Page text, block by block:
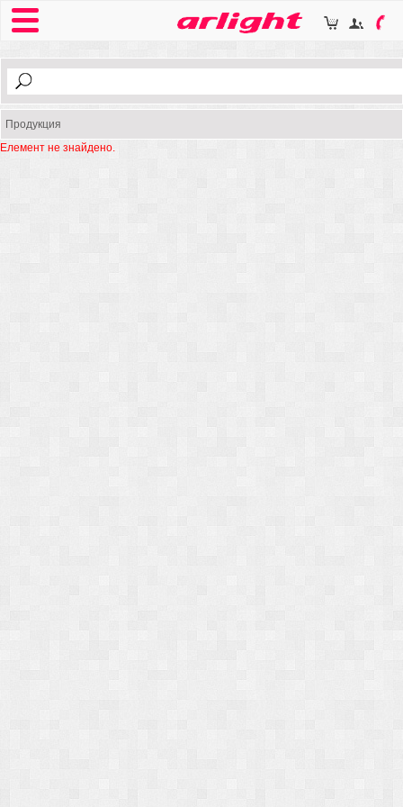
Продукция
Елемент не знайдено.